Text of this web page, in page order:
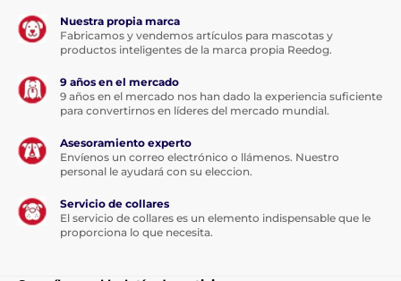
Nuestra propia marca
Fabricamos y vendemos artículos para mascotas y
productos inteligentes de la marca propia Reedog.
9 años en el mercado
9 años en el mercado nos han dado la experiencia suficiente
para convertirnos en líderes del mercado mundial.
Asesoramiento experto
Envíenos un correo electrónico o llámenos. Nuestro
personal le ayudará con su eleccion.
Servicio de collares
El servicio de collares es un elemento indispensable que le
proporciona lo que necesita.